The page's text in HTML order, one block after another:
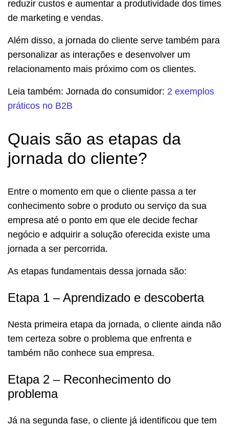
reduzir custos e aumentar a produtividade dos times
de marketing e vendas.
Além disso, a jornada do cliente serve também para
personalizar as interações e desenvolver um
relacionamento mais próximo com os clientes.
Leia também: Jornada do consumidor: 2 exemplos
práticos no B2B
Quais são as etapas da
jornada do cliente?
Entre o momento em que o cliente passa a ter
conhecimento sobre o produto ou serviço da sua
empresa até o ponto em que ele decide fechar
negócio e adquirir a solução oferecida existe uma
jornada a ser percorrida.
As etapas fundamentais dessa jornada são:
Etapa 1 – Aprendizado e descoberta
Nesta primeira etapa da jornada, o cliente ainda não
tem certeza sobre o problema que enfrenta e
também não conhece sua empresa.
Etapa 2 – Reconhecimento do
problema
Já na segunda fase, o cliente já identificou que tem